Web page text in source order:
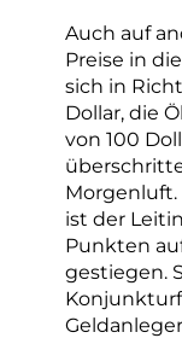
Auch auf
Preise in
sich in
Dollar, die
von 100
Morgenluft.
ist der
Punkten
gestiegen.